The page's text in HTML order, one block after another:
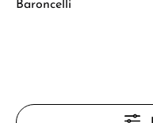
Baroncelli